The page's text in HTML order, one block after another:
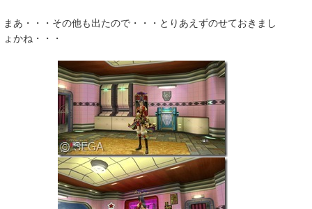
まあ・・・その他も出たので・・・とりあえずのせておきまし
ょかね・・・